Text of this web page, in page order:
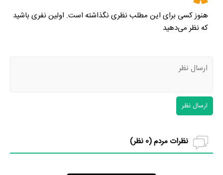
هنوز کسی برای این مطلب نظری نگذاشته است. اولین نفری باشید
که نظر می‌دهید
ارسال نظر
نظرات مردم (0 نظر)